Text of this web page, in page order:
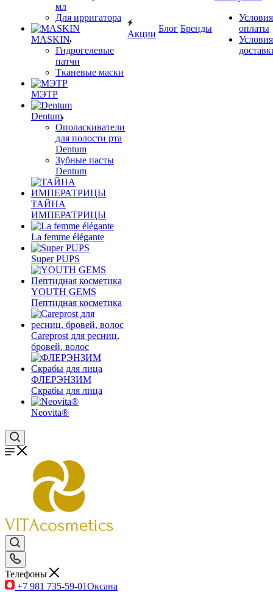
мл
Для ирригатора
MASKIN
Гидрогелевые
патчи
Тканевые маски
МЭТР
Dentum
Ополаскиватели
для полости рта
Dentum
Зубные пасты
Dentum
ТАЙНА
ИМПЕРАТРИЦЫ
La femme élégante
Super PUPS
YOUTH GEMS
Пептидная косметика
Careprost для ресниц,
бровей, волос
ФЛЕРЭНЗИМ
Скрабы для лица
Neovita®
Акции
Блог Бренды
Условия
оплаты
Условия
Телефоны
+7 981 735-59-01Оксана